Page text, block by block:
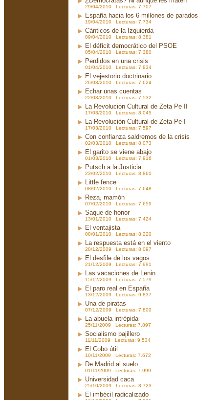
29/04/2010 Lecturas: 7.707
España hacia los 6 millones de parados
19/04/2010 Lecturas: 7.734
Cánticos de la Izquierda
09/04/2010 Lecturas: 8.381
El déficit democrático del PSOE
05/04/2010 Lecturas: 7.380
Perdidos en una crisis
01/04/2010 Lecturas: 7.834
El vejestorio doctrinario
26/03/2010 Lecturas: 7.624
Echar unas cuentas
22/03/2010 Lecturas: 7.532
La Revolución Cultural de Zeta Pe II
17/03/2010 Lecturas: 8.045
La Revolución Cultural de Zeta Pe I
17/03/2010 Lecturas: 7.597
Con confianza saldremos de la crisis
02/03/2010 Lecturas: 8.073
El garito se viene abajo
01/03/2010 Lecturas: 7.916
Putsch a la Justicia
23/02/2010 Lecturas: 8.860
Little fence
08/02/2010 Lecturas: 7.648
Reza, mamón
07/02/2010 Lecturas: 7.659
Saque de honor
13/01/2010 Lecturas: 7.424
El ventajista
08/01/2010 Lecturas: 8.220
La respuesta está en el viento
28/12/2009 Lecturas: 8.097
El desfile de los vagos
21/12/2009 Lecturas: 7.991
Las vacaciones de Lenin
15/12/2009 Lecturas: 7.579
El paro real en España
13/12/2009 Lecturas: 9.837
Una de piratas
07/12/2009 Lecturas: 7.800
La abuela intrépida
25/11/2009 Lecturas: 7.897
Socialismo pajillero
11/11/2009 Lecturas: 9.534
El Cobo útil
10/11/2009 Lecturas: 7.672
De Madrid al suelo
01/11/2009 Lecturas: 7.999
Universidad caca
25/10/2009 Lecturas: 8.723
El imbécil radicalizado